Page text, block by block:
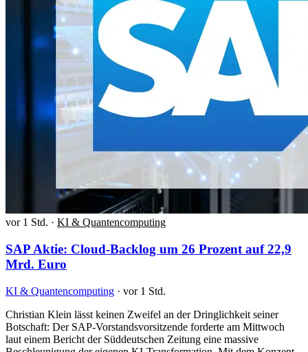
vor 1 Std. · KI & Quantencomputing
SAP Aktie: Cloud-Backlog um 26 Prozent auf 22,9
Mrd. Euro
KI & Quantencomputing · vor 1 Std.
Christian Klein lässt keinen Zweifel an der Dringlichkeit seiner
Botschaft: Der SAP-Vorstandsvorsitzende forderte am Mittwoch
laut einem Bericht der Süddeutschen Zeitung eine massive